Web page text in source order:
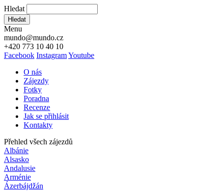
Hledat
Hledat
Menu
mundo@mundo.cz
+420 773 10 40 10
Facebook InstagramYoutube
O nás
Zájezdy
Fotky
Poradna
Recenze
Jak se přihlásit
Kontakty
Přehled všech zájezdů
Albánie
Alsasko
Andalusie
Arménie
Ázerbájdžán